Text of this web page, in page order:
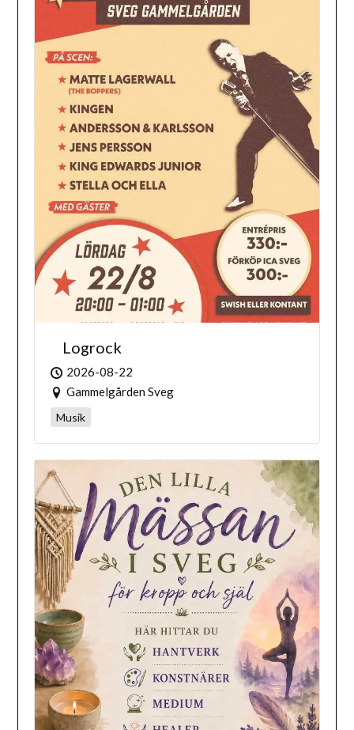
Logrock
2026-08-22
Gammelgården Sveg
Musik